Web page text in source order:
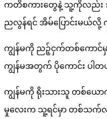
ကတိစကားတွေနဲ့ သူ့ကိုလည်း အ
ညလွန်ရင် အိမ်ပြောင်းမယ်
ကျွန်မကို ညဉ့်ငှက်တစ်ကောင်
ကျွန်မအတွက် ပိုကောင်း ပါ
ကျွန်မကို ရိုးသားသူ တစ်ယော
မှုလေးက သူ့ရင်မှာ တစ်သက်လုံ